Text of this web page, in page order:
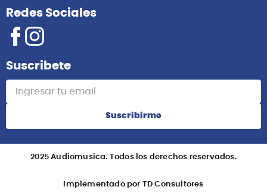
Redes Sociales
Suscribete
Suscribirme
2025 Audiomusica. Todos los derechos reservados.
Implementado por TD Consultores